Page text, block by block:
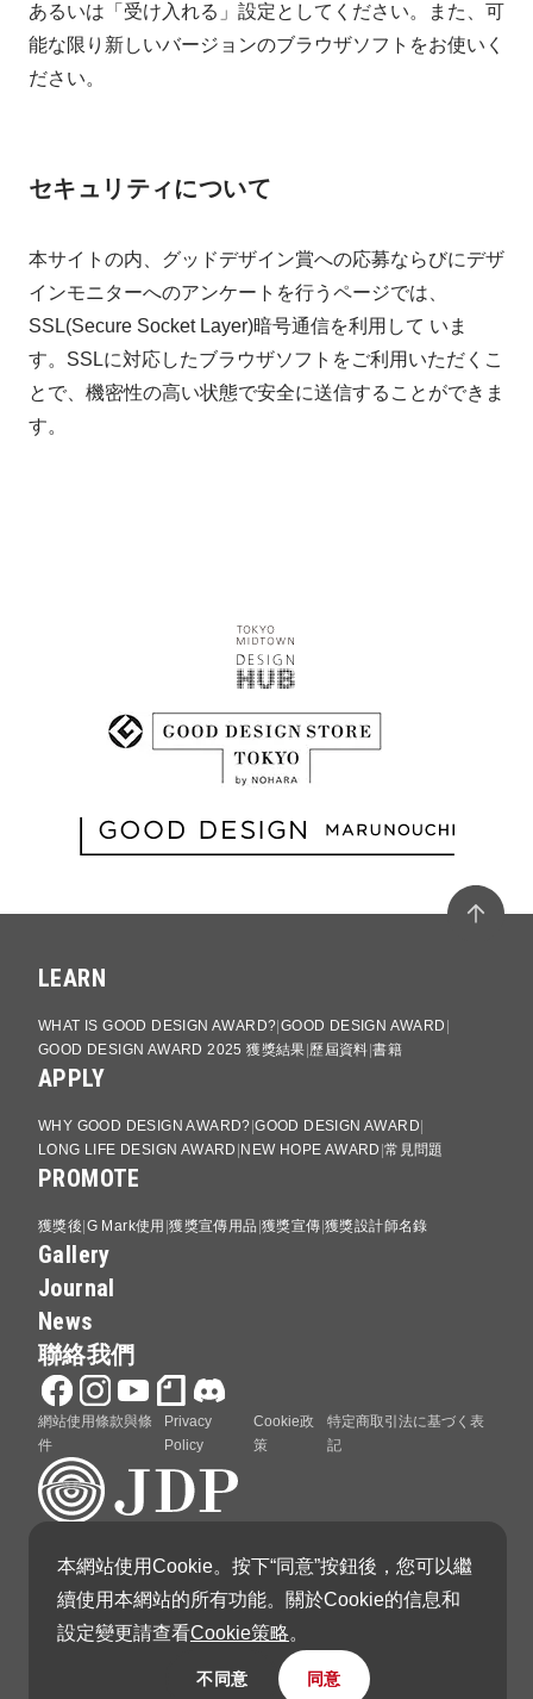
あるいは「受け入れる」設定としてください。また、可
能な限り新しいバージョンのブラウザソフトをお使いく
ださい。
セキュリティについて
本サイトの内、グッドデザイン賞への応募ならびにデザ
インモニターへのアンケートを行うページでは、
SSL(Secure Socket Layer)暗号通信を利用して いま
す。SSLに対応したブラウザソフトをご利用いただくこ
とで、機密性の高い状態で安全に送信することができま
す。
LEARN
WHAT IS GOOD DESIGN AWARD? GOOD DESIGN AWARD
GOOD DESIGN AWARD 2025 獲獎結果 歷屆資料 書籍
APPLY
WHY GOOD DESIGN AWARD? GOOD DESIGN AWARD
LONG LIFE DESIGN AWARD NEW HOPE AWARD 常見問題
PROMOTE
獲獎後 G Mark使用 獲獎宣傳用品 獲獎宣傳 獲獎設計師名錄
Gallery
Journal
News
聯絡我們
網站使用條款與條
件
Privacy
Policy
Cookie政
策
特定商取引法に基づく表
記
GOOD DESIGN AWARD 由日本設計振興會（Japan
Institute of Design Promotion）主辦
本網站使用Cookie。按下“同意”按鈕後，您可以繼
續使用本網站的所有功能。關於Cookie的信息和
設定變更請查看Cookie策略。
不同意 同意